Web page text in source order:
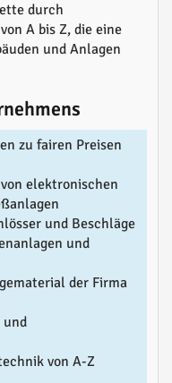
durch
A bis Z, die eine
und Anlagen
zu fairen Preisen
elektronischen
und Beschläge
und
der Firma
und
von A-Z